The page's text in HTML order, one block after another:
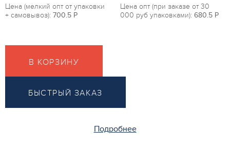
Цена (мелкий опт от упаковки
+ самовывоз): 700.5 P
Цена опт (при заказе от 30
000 руб упаковками): 680.5 P
В КОРЗИНУ
БЫСТРЫЙ ЗАКАЗ
Подробнее